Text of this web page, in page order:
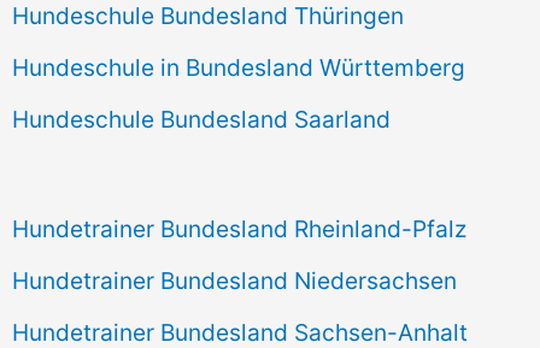
Hundeschule Bundesland Thüringen
Hundeschule in Bundesland Württemberg
Hundeschule Bundesland Saarland
Hundetrainer Bundesland Rheinland-Pfalz
Hundetrainer Bundesland Niedersachsen
Hundetrainer Bundesland Sachsen-Anhalt